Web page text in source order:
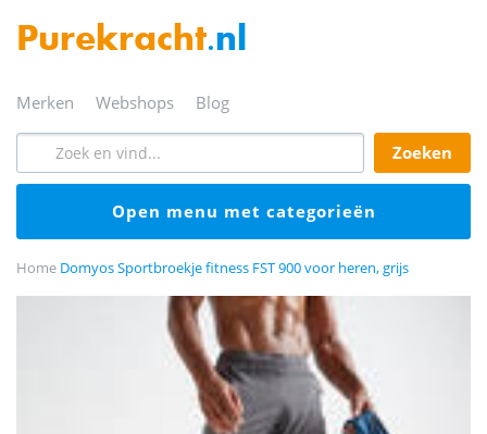
Purekracht.nl
merken webshops blog
zoeken
open menu met categorieën
Home Domyos Sportbroekje fitness FST 900 voor heren, grijs